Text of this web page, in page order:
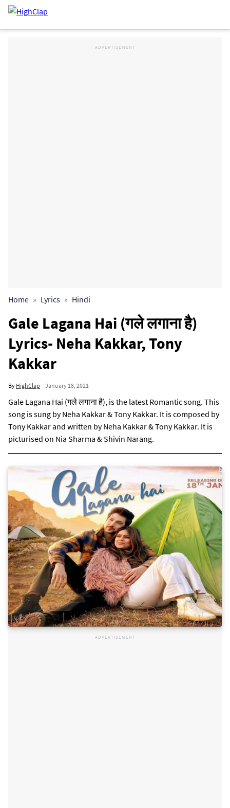
Home Lyrics Hindi
Gale Lagana Hai (गले लगाना है)
Lyrics- Neha Kakkar, Tony
Kakkar
By HighClap January 18, 2021
Gale Lagana Hai (गले लगाना है), is the latest Romantic song. This
song is sung by Neha Kakkar & Tony Kakkar. It is composed by
Tony Kakkar and written by Neha Kakkar & Tony Kakkar. It is
picturised on Nia Sharma & Shivin Narang.